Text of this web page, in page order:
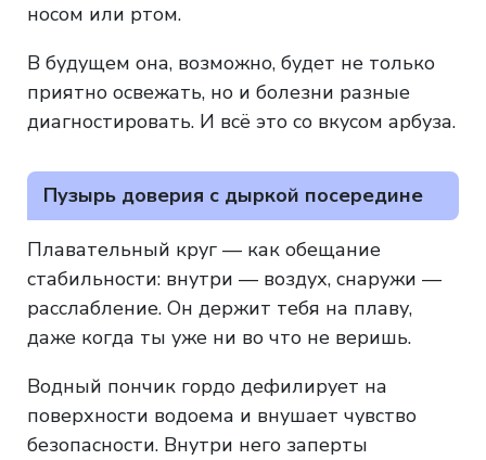
носом или ртом.
В будущем она, возможно, будет не только
приятно освежать, но и болезни разные
диагностировать. И всё это со вкусом арбуза.
Пузырь доверия с дыркой посередине
Плавательный круг — как обещание
стабильности: внутри — воздух, снаружи —
расслабление. Он держит тебя на плаву,
даже когда ты уже ни во что не веришь.
Водный пончик гордо дефилирует на
поверхности водоема и внушает чувство
безопасности. Внутри него заперты